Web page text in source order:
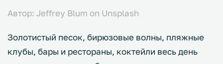
Автор: Jeffrey Blum on Unsplash
Золотистый песок, бирюзовые волны, пляжные
клубы, бары и рестораны, коктейли весь день